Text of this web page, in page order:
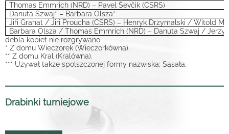
Thomas Emmrich (NRD) – Pavel Ševčik (CSRS)
Danuta Szwaj* – Barbara Olsza*
Jiři Granat / Jiri Proucha (CSRS) – Henryk Drzymalski / Witold
Barbara Olsza / Thomas Emmrich (NRD) – Danuta Szwaj / Jerzy
debla kobiet nie rozgrywano
* Z domu Wieczorek (Wieczorkówna).
** Z domu Kral (Kralówna).
*** Używał także spolszczonej formy nazwiska: Sąsała.
Drabinki turniejowe